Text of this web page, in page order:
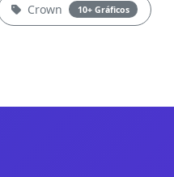
Crown 10+ Gráficos